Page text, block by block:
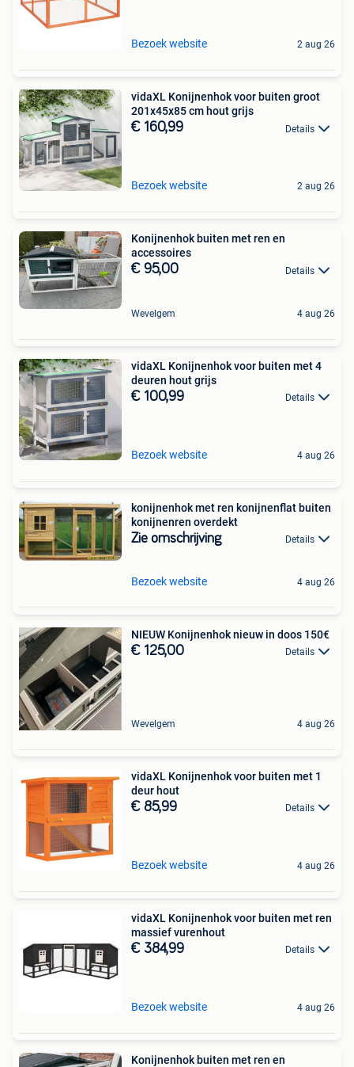
Bezoek website 2 aug 26
vidaXL Konijnenhok voor buiten groot
201x45x85 cm hout grijs
€ 160,99 Details
Bezoek website 2 aug 26
Konijnenhok buiten met ren en
accessoires
€ 95,00 Details
Wevelgem 4 aug 26
vidaXL Konijnenhok voor buiten met 4
deuren hout grijs
€ 100,99 Details
Bezoek website 4 aug 26
konijnenhok met ren konijnenflat buiten
konijnenren overdekt
Zie omschrijving Details
Bezoek website 4 aug 26
NIEUW Konijnenhok nieuw in doos 150€
€ 125,00 Details
Wevelgem 4 aug 26
vidaXL Konijnenhok voor buiten met 1
deur hout
€ 85,99 Details
Bezoek website 4 aug 26
vidaXL Konijnenhok voor buiten met ren
massief vurenhout
€ 384,99 Details
Bezoek website 4 aug 26
Konijnenhok buiten met ren en